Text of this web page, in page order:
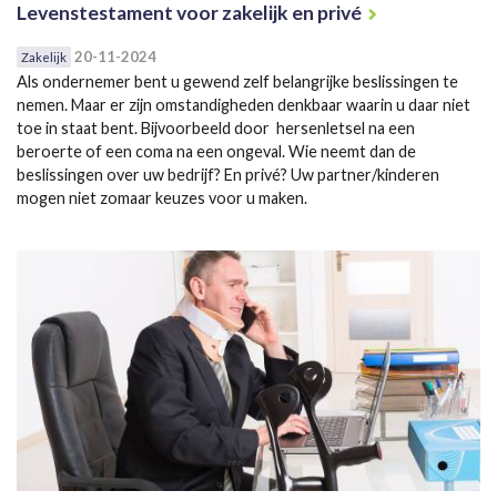
Levenstestament voor zakelijk en privé
Zakelijk 20-11-2024
Als ondernemer bent u gewend zelf belangrijke beslissingen te
nemen. Maar er zijn omstandigheden denkbaar waarin u daar niet
toe in staat bent. Bijvoorbeeld door hersenletsel na een
beroerte of een coma na een ongeval. Wie neemt dan de
beslissingen over uw bedrijf? En privé? Uw partner/kinderen
mogen niet zomaar keuzes voor u maken.